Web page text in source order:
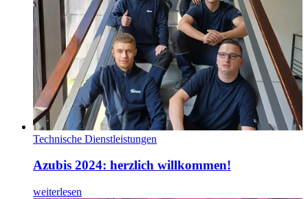
Technische Dienstleistungen
Azubis 2024: herzlich willkommen!
weiterlesen